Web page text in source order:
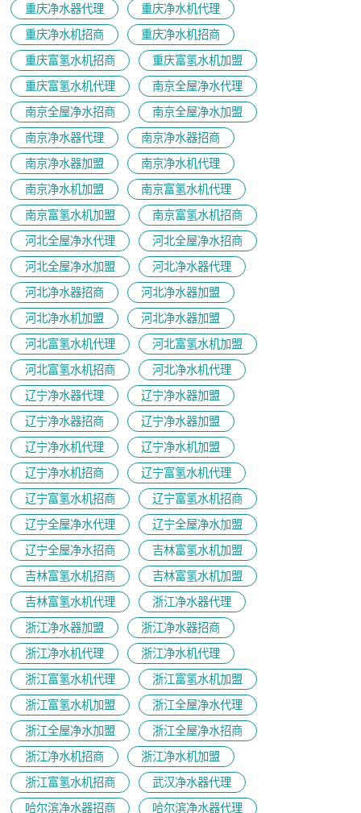
重庆净水器代理
重庆净水机代理
重庆净水机招商
重庆净水机招商
重庆富氢水机招商
重庆富氢水机加盟
重庆富氢水机代理
南京全屋净水代理
南京全屋净水招商
南京全屋净水加盟
南京净水器代理
南京净水器招商
南京净水器加盟
南京净水机代理
南京净水机加盟
南京富氢水机代理
南京富氢水机加盟
南京富氢水机招商
河北全屋净水代理
河北全屋净水招商
河北全屋净水加盟
河北净水器代理
河北净水器招商
河北净水器加盟
河北净水机加盟
河北净水器加盟
河北富氢水机代理
河北富氢水机加盟
河北富氢水机招商
河北净水机代理
辽宁净水器代理
辽宁净水器加盟
辽宁净水器招商
辽宁净水器加盟
辽宁净水机代理
辽宁净水机加盟
辽宁净水机招商
辽宁富氢水机代理
辽宁富氢水机招商
辽宁富氢水机招商
辽宁全屋净水代理
辽宁全屋净水加盟
辽宁全屋净水招商
吉林富氢水机加盟
吉林富氢水机招商
吉林富氢水机加盟
吉林富氢水机代理
浙江净水器代理
浙江净水器加盟
浙江净水器招商
浙江净水机代理
浙江净水机代理
浙江富氢水机代理
浙江富氢水机加盟
浙江富氢水机加盟
浙江全屋净水代理
浙江全屋净水加盟
浙江全屋净水招商
浙江净水机招商
浙江净水机加盟
浙江富氢水机招商
武汉净水器代理
哈尔滨净水器招商
哈尔滨净水器代理